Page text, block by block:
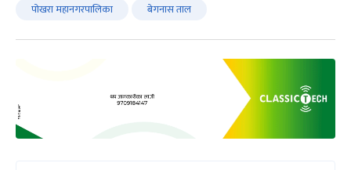
पोखरा महानगरपालिका बेगनास ताल